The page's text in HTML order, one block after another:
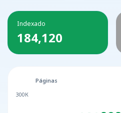
Indexado
184,120
300К
Páginas